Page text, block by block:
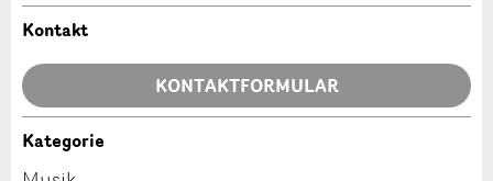
Ihr Feedback wird sehr geschätzt!
Allgemeines Feedback
Anzeige nicht mehr gültig
Anzeige unvollständig
Empfehlen Sie diese Anzeige an Freunde weiter.
Kontakt
KONTAKTFORMULAR
Kontakt
Kategorie